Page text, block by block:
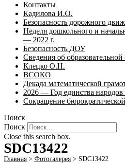
Контакты
Кадилова И.О.
Безопасность дорожного
Неделя дошкольного и
— 2022 г.
Безопасность ДОУ
Сведения об образовательной
Клецко О.Н.
ВСОКО
Декада математической
2026 — Год единства народов
Сокращение
Поиск
Поиск
Close this search box.
SDC13422
Главная > Фотогалерея > SDC13422